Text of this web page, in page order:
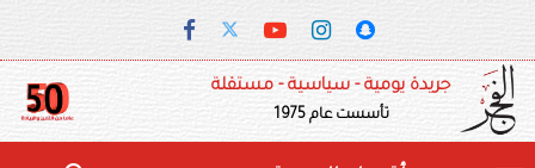
جريدة يومية - سياسية - مستقلة
تأسست عام 1975